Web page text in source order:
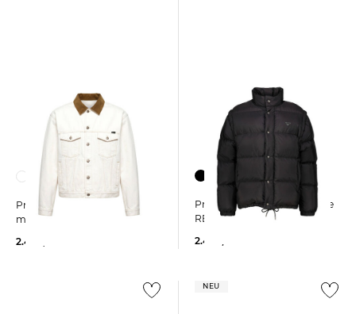
Prada | Herren Jeansjacke
mit Lederdetails
2.400,00 €
Prada | Herren Daunenjacke
RE-NYLON
2.400,00 €
NEU